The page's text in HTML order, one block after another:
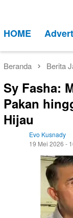
kontenMobile
HOME
Beranda Berita
Sy Fasha:
Pakan
Hijau
Evo Kusnady
19 Mei 2026 -